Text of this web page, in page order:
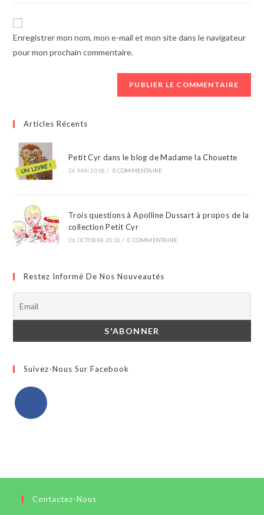
comment
website
URL
Enregistrer mon nom, mon e-mail et mon site dans le navigateur
pour mon prochain commentaire.
Articles Récents
Petit Cyr dans le blog de Madame la Chouette
26 MAI 2018 / 0 COMMENTAIRE
Trois questions à Apolline Dussart à propos de la
collection Petit Cyr
26 OCTOBRE 2016 / 0 COMMENTAIRE
Restez Informé De Nos Nouveautés
Suivez-Nous Sur Facebook
Contactez-Nous